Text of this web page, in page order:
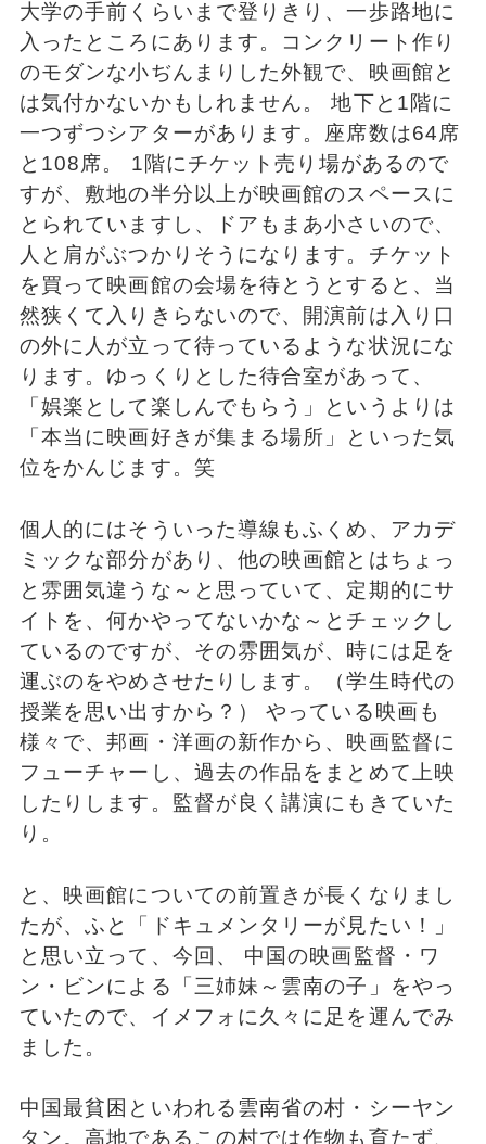
大学の手前くらいまで登りきり、一歩路地に
入ったところにあります。コンクリート作り
のモダンな小ぢんまりした外観で、映画館と
は気付かないかもしれません。 地下と1階に
一つずつシアターがあります。座席数は64席
と108席。 1階にチケット売り場があるので
すが、敷地の半分以上が映画館のスペースに
とられていますし、ドアもまあ小さいので、
人と肩がぶつかりそうになります。チケット
を買って映画館の会場を待とうとすると、当
然狭くて入りきらないので、開演前は入り口
の外に人が立って待っているような状況にな
ります。ゆっくりとした待合室があって、
「娯楽として楽しんでもらう」というよりは
「本当に映画好きが集まる場所」といった気
位をかんじます。笑
個人的にはそういった導線もふくめ、アカデ
ミックな部分があり、他の映画館とはちょっ
と雰囲気違うな～と思っていて、定期的にサ
イトを、何かやってないかな～とチェックし
ているのですが、その雰囲気が、時には足を
運ぶのをやめさせたりします。（学生時代の
授業を思い出すから？） やっている映画も
様々で、邦画・洋画の新作から、映画監督に
フューチャーし、過去の作品をまとめて上映
したりします。監督が良く講演にもきていた
り。
と、映画館についての前置きが長くなりまし
たが、ふと「ドキュメンタリーが見たい！」
と思い立って、今回、 中国の映画監督・ワ
ン・ビンによる「三姉妹～雲南の子」をやっ
ていたので、イメフォに久々に足を運んでみ
ました。
中国最貧困といわれる雲南省の村・シーヤン
タン。高地であるこの村では作物も育たず、